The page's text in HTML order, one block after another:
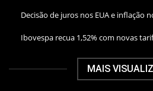
Decisão de juros nos EUA e inflação
Ibovespa recua 1,52% com novas
MAIS